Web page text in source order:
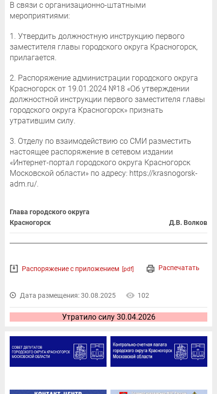
В связи с организационно-штатными
мероприятиями:
1. Утвердить должностную инструкцию первого
заместителя главы городского округа Красногорск,
прилагается.
2. Распоряжение администрации городского округа
Красногорск от 19.01.2024 №18 «Об утверждении
должностной инструкции первого заместителя главы
городского округа Красногорск» признать
утратившим силу.
3. Отделу по взаимодействию со СМИ разместить
настоящее распоряжение в сетевом издании
«Интернет-портал городского округа Красногорск
Московской области» по адресу: https://krasnogorsk-
adm.ru/.
Глава городского округа
Красногорск
Д.В. Волков
Распечатать
Распоряжение с приложением [pdf]
Дата размещения: 30.08.2025 102
Утратило силу 30.04.2026